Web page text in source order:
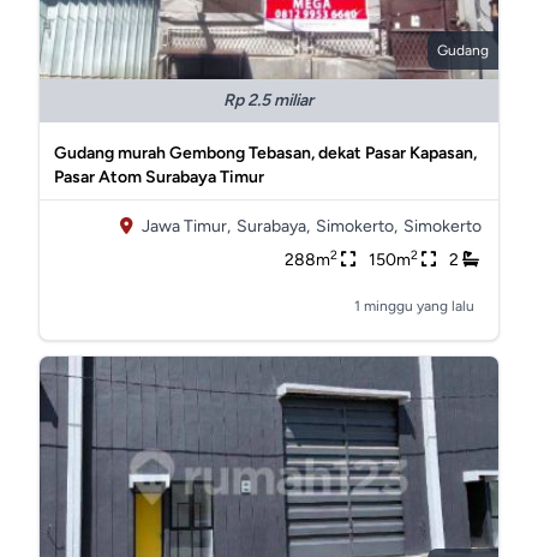
Gudang
Rp 2.5 miliar
Gudang murah Gembong Tebasan, dekat Pasar Kapasan,
Pasar Atom Surabaya Timur
Jawa Timur, Surabaya, Simokerto, Simokerto
288m2 150m2 2
1 minggu yang lalu